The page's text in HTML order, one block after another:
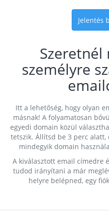
Jelentés
Szeretnél
személyre
Itt a lehetőség, hogy olyan
másnak! A folyamatosan
egyedi domain közül
tetszik. Állítsd be 3 perc
mindegyik domain
A kiválasztott email címedre
tudod irányítani a már
helyre belépned, egy